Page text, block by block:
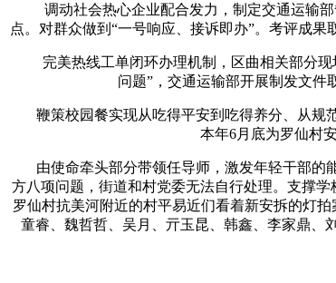
调动社会热心企业配合发力，制定交通运输部
点。对群众做到“一号响应、接诉即办”。考评成
完美热线工单闭环办理机制，区曲相关部分现
问题”，交通运输部开展制发文件
鞭策校园餐实现从吃得平安到吃得养分、从规范
本年6月底为罗仙村
由使命牵头部分带领任导师，激发年轻干部的能
方八项问题，街道和村党委无法自行处理。支撑
罗仙村抗美河附近的村平易近们看着新安拆的灯
童睿、魏哲哲、吴月、亓玉昆、韩鑫、李家鼎、